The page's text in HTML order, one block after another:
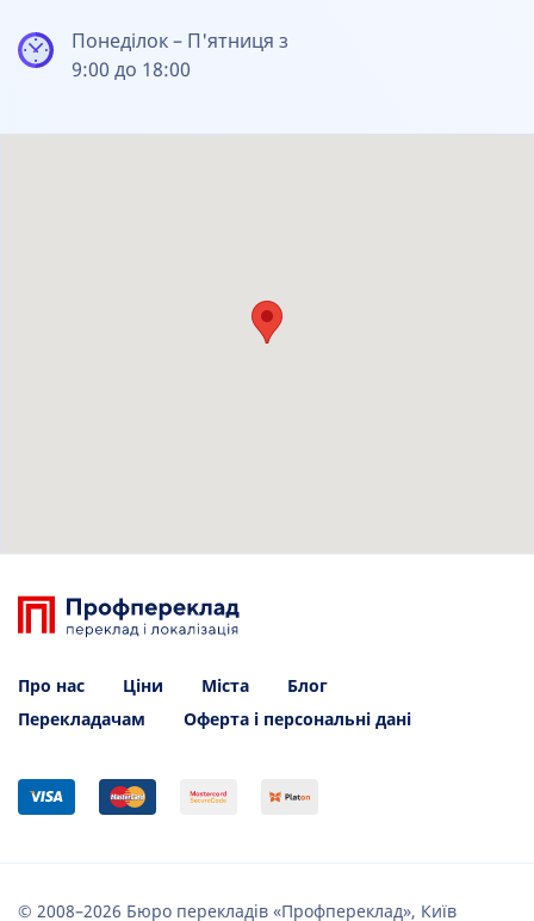
Понеділок – П'ятниця з
9:00 до 18:00
Про нас Ціни Міста
Блог
Перекладачам
Оферта і персональні дані
© 2008–2026 Бюро перекладів «Профпереклад», Київ